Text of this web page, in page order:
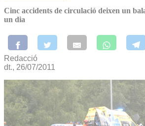
Cinc accidents de circulació deixen un
un dia
Redacció
dt., 26/07/2011